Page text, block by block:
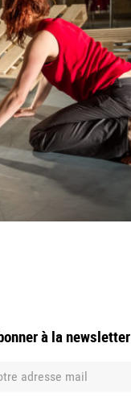
à la newsletter